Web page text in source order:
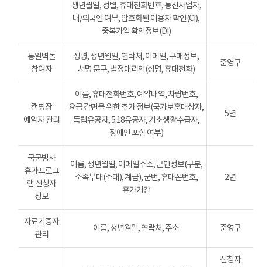
생년월일, 성별, 휴대전화번호, 통신사업자,
내/외국인 여부, 암호화된 이용자 확인(CI),
중복가입 확인정보(DI)
통일벽돌
참여자
성명, 생년월일, 연락처, 이메일, 구매정보,
서명 문구, 법정대리인(성명, 휴대전화)
준영구
캠핑장
예약자 관리
이름, 휴대전화번호, 예약내역, 차량번호,
요금 감면을 위한 추가 정보(국가보훈대상자,
독립유공자, 5.18유공자, 기초생활수급자,
장애인 포함 여부)
5년
국군병사
휴가프로그
램 신청자
정보
이름, 생년월일, 이메일주소, 군인정보(구분,
소속부대(소대), 계급), 군번, 휴대폰번호,
휴가기간
2년
자료기증자
관리
이름, 생년월일, 연락처, 주소 준영구
신청자